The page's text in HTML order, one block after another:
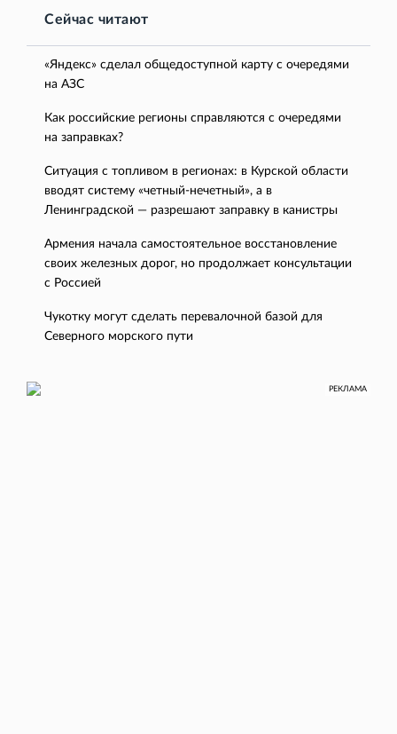
Сейчас читают
«Яндекс» сделал общедоступной карту с очередями
на АЗС
Как российские регионы справляются с очередями
на заправках?
Ситуация с топливом в регионах: в Курской области
вводят систему «четный-нечетный», а в
Ленинградской — разрешают заправку в канистры
Армения начала самостоятельное восстановление
своих железных дорог, но продолжает консультации
с Россией
Чукотку могут сделать перевалочной базой для
Северного морского пути
РЕКЛАМА